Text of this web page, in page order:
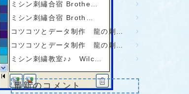
ミシン刺繡合宿 Brothe…
ミシン刺繡合宿 Broth…
コツコツとデータ制作 龍の刺…
コツコツとデータ制作 龍の刺…
ミシン刺繍教室♪♪ Wilc…
最新のコメント